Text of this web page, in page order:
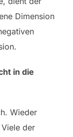
Dimension
in die
Wieder
der